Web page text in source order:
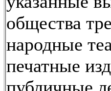
общества
народные
печатные